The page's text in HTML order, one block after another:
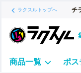
ラクスルトップへ チ
商品一覧 ポス